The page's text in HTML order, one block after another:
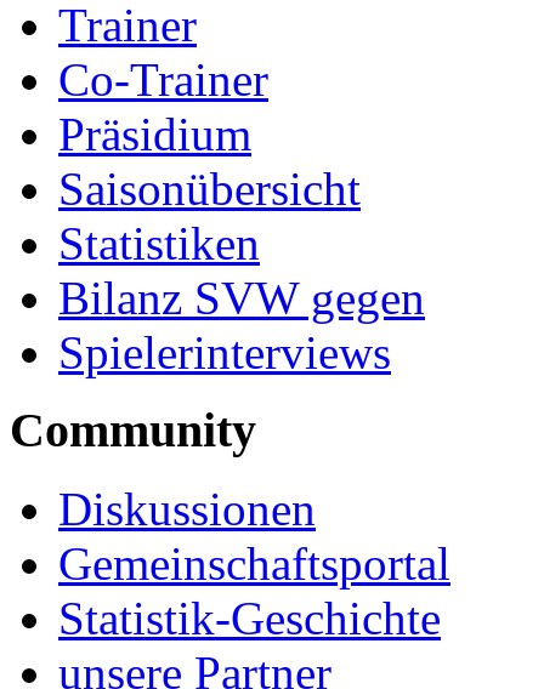
Trainer
Co-Trainer
Präsidium
Saisonübersicht
Statistiken
Bilanz SVW gegen
Spielerinterviews
Community
Diskussionen
Gemeinschaftsportal
Statistik-Geschichte
unsere Partner